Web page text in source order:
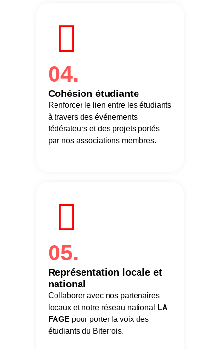
04.
Cohésion étudiante
Renforcer le lien entre les étudiants
à travers des événements
fédérateurs et des projets portés
par nos associations membres.
05.
Représentation locale et
national
Collaborer avec nos partenaires
locaux et notre réseau national
LA
FAGE pour porter la voix des
étudiants du Biterrois.